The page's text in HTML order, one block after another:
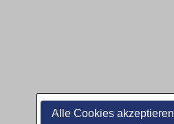
Alle Cookies akzeptieren